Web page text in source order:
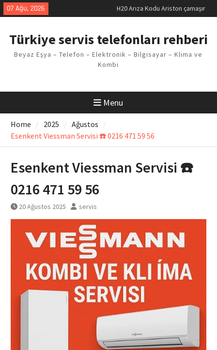
Skip
to
07 Ağu, 2026
H20 Arıza Kodu Ariston çamaşır
makinesi Sorunu
Arçelik buzdolabı F5 Hatası
Vaillant çamaşır makinesi E03
Arıza Kodu
Türkiye servis telefonları rehberi
Beyaz Eşya – Telefon – Elektronik – Bilgisayar – Klima ve
Kombi
Menu
Home 2025
Ağustos
Esenkent Viessman Servisi ☎️ 0216 471 59 56
Esenkent Viessman Servisi ☎️
0216 471 59 56
20 Ağustos 2025 servis